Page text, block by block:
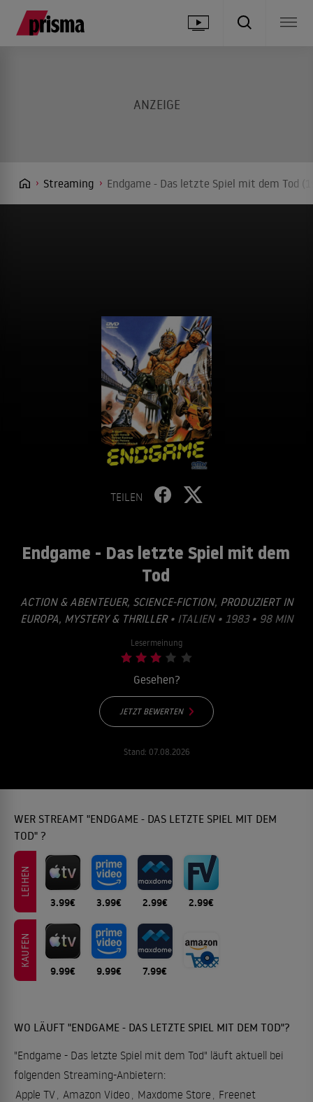
Streaming Endgame - Das letzte Spiel mit dem Tod
TEILEN
Endgame - Das letzte Spiel mit dem
Tod
ACTION & ABENTEUER, SCIENCE-FICTION, PRODUZIERT IN
EUROPA, MYSTERY & THRILLER• ITALIEN • 1983 • 98 MIN
Lesermeinung
Gesehen?
JETZT BEWERTEN
Stand: 07.08.2026
WER STREAMT "ENDGAME - DAS LETZTE SPIEL MIT DEM
TOD" ?
LEIHEN
3.99€ 3.99€ 2.99€ 2.99€
KAUFEN
9.99€ 9.99€ 7.99€
WO LÄUFT "ENDGAME - DAS LETZTE SPIEL MIT DEM TOD"?
"Endgame - Das letzte Spiel mit dem Tod" läuft aktuell bei
folgenden Streaming-Anbietern:
Apple TV, Amazon Video , Maxdome Store , Freenet